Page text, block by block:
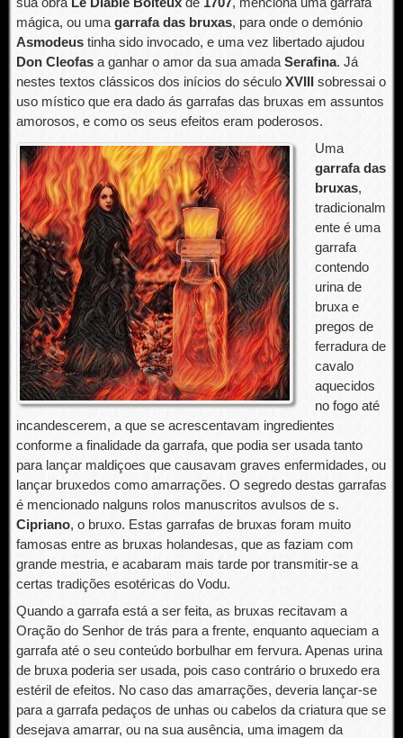
mágica, ou uma garrafa das bruxas, para onde o demónio
Asmodeustinha sido invocado, e uma vez libertado ajudou
Don Cleofasa ganhar o amor da sua amada Serafina. Já
nestes textos clássicos dos inícios do século XVIIIsobressai o
uso místico que era dado ás garrafas das bruxas em assuntos
amorosos, e como os seus efeitos eram poderosos.
Uma
garrafa das
bruxas,
tradicionalm
ente é uma
garrafa
contendo
urina de
bruxa e
pregos de
ferradura de
cavalo
aquecidos
no fogo até
incandescerem, a que se acrescentavam ingredientes
conforme a finalidade da garrafa, que podia ser usada tanto
para lançar maldiçoes que causavam graves enfermidades, ou
lançar bruxedos como amarrações. O segredo destas garrafas
é mencionado nalguns rolos manuscritos avulsos de s.
Cipriano, o bruxo. Estas garrafas de bruxas foram muito
famosas entre as bruxas holandesas, que as faziam com
grande mestria, e acabaram mais tarde por transmitir-se a
certas tradições esotéricas do Vodu.
Quando a garrafa está a ser feita, as bruxas recitavam a
Oração do Senhor de trás para a frente, enquanto aqueciam a
garrafa até o seu conteúdo borbulhar em fervura. Apenas urina
de bruxa poderia ser usada, pois caso contrário o bruxedo era
estéril de efeitos. No caso das amarrações, deveria lançar-se
para a garrafa pedaços de unhas ou cabelos da criatura que se
desejava amarrar, ou na sua ausência, uma imagem da